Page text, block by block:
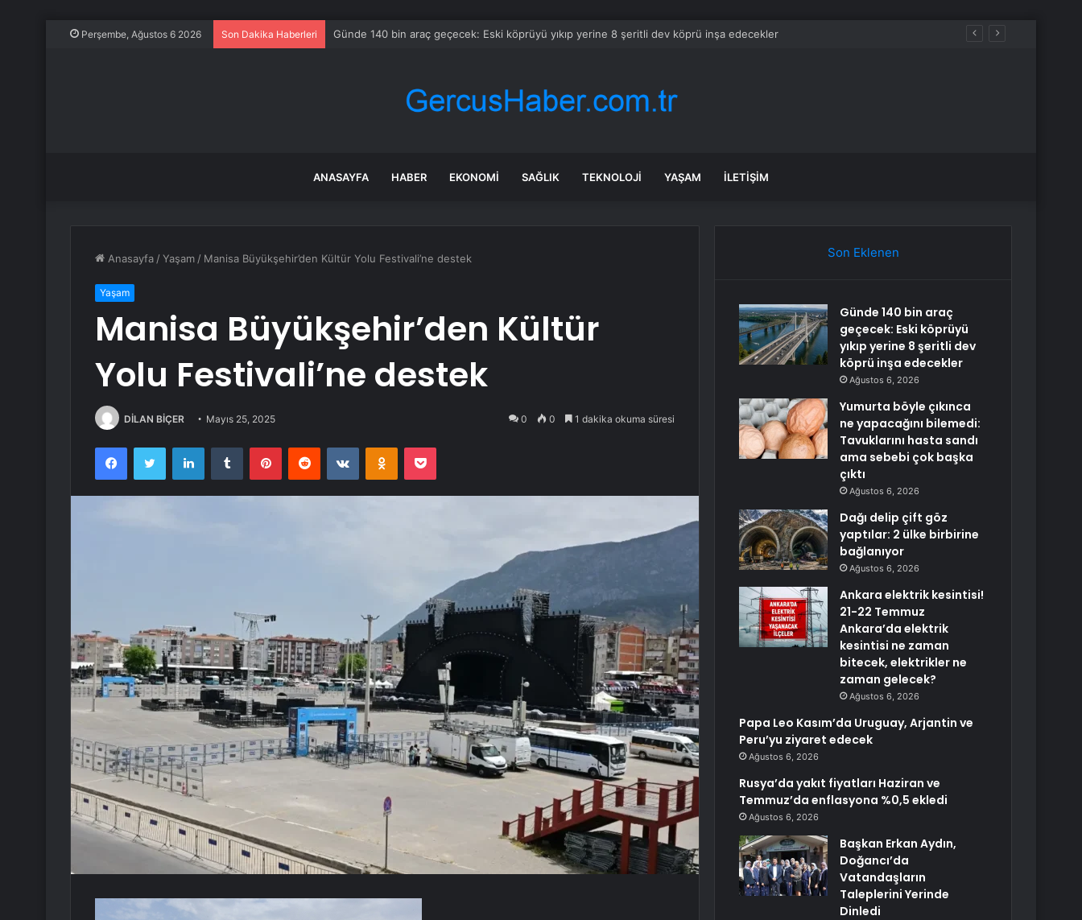
Perşembe, Ağustos 6 2026 Son Dakika Haberleri Yumurta böyle çıkınca ne yapacağını bilemedi: Tavuklarını hasta sandı ama sebebi çok başka çıktı
ANASAYFA HABER EKONOMI SAĞLIK TEKNOLOJI YAŞAM İLETIŞIM
Anasayfa /Yaşam / Manisa Büyükşehir’den Kültür Yolu Festivali’ne destek
Yaşam
Manisa Büyükşehir’den Kültür
Yolu Festivali’ne destek
DİLAN BİÇER Mayıs 25, 2025 0 0 1 dakika okuma süresi
FacebookTwitter LinkedInTumblr PinterestReddit VKontakteOdnoklassniki
Pocket
Son Eklenen
Günde 140 bin araç
geçecek: Eski köprüyü
yıkıp yerine 8 şeritli dev
köprü inşa edecekler
Ağustos 6, 2026
Yumurta böyle çıkınca
ne yapacağını bilemedi:
Tavuklarını hasta sandı
ama sebebi çok başka
çıktı
Ağustos 6, 2026
Dağı delip çift göz
yaptılar: 2 ülke birbirine
bağlanıyor
Ağustos 6, 2026
Ankara elektrik kesintisi!
21-22 Temmuz
Ankara’da elektrik
kesintisi ne zaman
bitecek, elektrikler ne
zaman gelecek?
Ağustos 6, 2026
Papa Leo Kasım’da Uruguay, Arjantin ve
Peru’yu ziyaret edecek
Ağustos 6, 2026
Rusya’da yakıt fiyatları Haziran ve
Temmuz’da enflasyona %0,5 ekledi
Ağustos 6, 2026
Başkan Erkan Aydın,
Doğancı’da
Vatandaşların
Taleplerini Yerinde
Dinledi